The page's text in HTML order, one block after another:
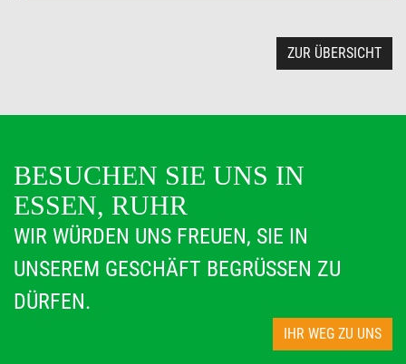
ZUR ÜBERSICHT
BESUCHEN SIE UNS IN
ESSEN, RUHR
WIR WÜRDEN UNS FREUEN, SIE IN
UNSEREM GESCHÄFT BEGRÜSSEN ZU D
ÜRFEN.
IHR WEG ZU UNS